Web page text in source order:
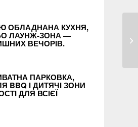
ОБЛАДНАНА КУХНЯ,
ЛАУНЖ-ЗОНА —
ВЕЧОРІВ.
ПАРКОВКА,
BBQ І ДИТЯЧІ ЗОНИ
ДЛЯ ВСІЄЇ